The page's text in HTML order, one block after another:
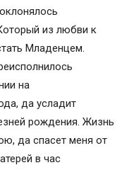
из любви к
Младенцем.
на
да усладит
рождения. Жизнь
да спасет меня от
в час